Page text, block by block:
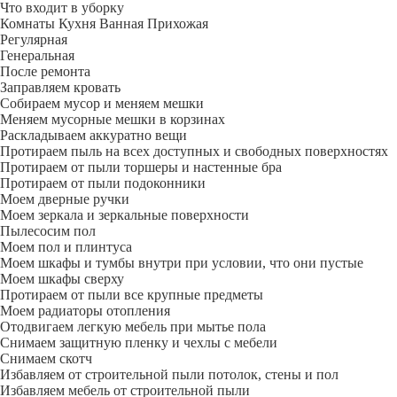
Что входит в уборку
Регу­лярная
Гене­ральная
После ремонта
Заправляем кровать
Собираем мусор и меняем мешки
Меняем мусорные мешки в корзинах
Раскладываем аккуратно вещи
Протираем пыль на всех доступных и свободных поверхностях
Протираем от пыли торшеры и настенные бра
Протираем от пыли подоконники
Моем дверные ручки
Моем зеркала и зеркальные поверхности
Пылесосим пол
Моем пол и плинтуса
Моем шкафы и тумбы внутри при условии, что они пустые
Моем шкафы сверху
Протираем от пыли все крупные предметы
Моем радиаторы отопления
Отодвигаем легкую мебель при мытье пола
Снимаем защитную пленку и чехлы с мебели
Снимаем скотч
Избавляем от строительной пыли потолок, стены и пол
Избавляем мебель от строительной пыли